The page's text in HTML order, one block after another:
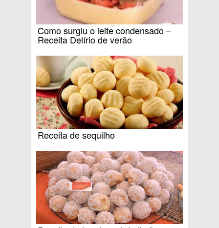
Como surgiu o leite condensado –
Receita Delírio de verão
Receita de sequilho